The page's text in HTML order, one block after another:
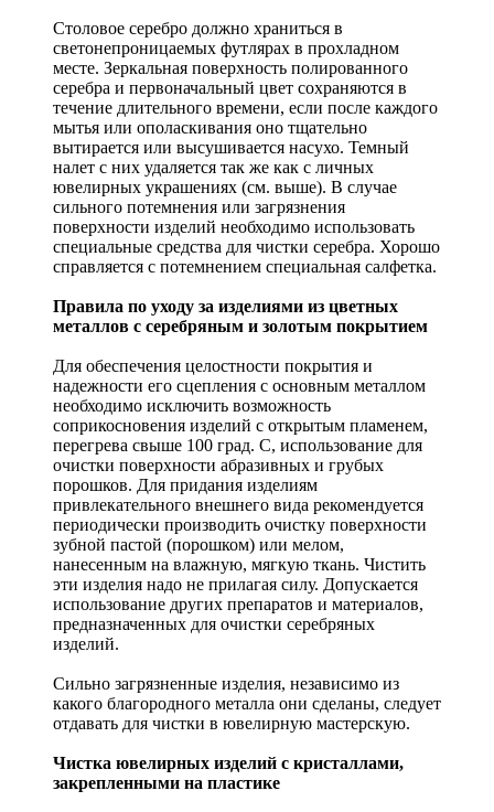
Столовое серебро должно храниться в
светонепроницаемых футлярах в прохладном
месте. Зеркальная поверхность полированного
серебра и первоначальный цвет сохраняются в
течение длительного времени, если после каждого
мытья или ополаскивания оно тщательно
вытирается или высушивается насухо. Темный
налет с них удаляется так же как с личных
ювелирных украшениях (см. выше). В случае
сильного потемнения или загрязнения
поверхности изделий необходимо использовать
специальные средства для чистки серебра. Хорошо
справляется с потемнением специальная салфетка.
Правила по уходу за изделиями из цветных
металлов с серебряным и золотым покрытием
Для обеспечения целостности покрытия и
надежности его сцепления с основным металлом
необходимо исключить возможность
соприкосновения изделий с открытым пламенем,
перегрева свыше 100 град. С, использование для
очистки поверхности абразивных и грубых
порошков. Для придания изделиям
привлекательного внешнего вида рекомендуется
периодически производить очистку поверхности
зубной пастой (порошком) или мелом,
нанесенным на влажную, мягкую ткань. Чистить
эти изделия надо не прилагая силу. Допускается
использование других препаратов и материалов,
предназначенных для очистки серебряных
изделий.
Сильно загрязненные изделия, независимо из
какого благородного металла они сделаны, следует
отдавать для чистки в ювелирную мастерскую.
Чистка ювелирных изделий с кристаллами,
закрепленными на пластике